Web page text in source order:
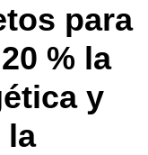
para
% la
y
la